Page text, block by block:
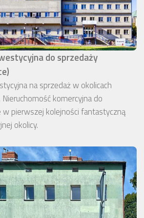
do sprzedaży
na sprzedaż w okolicach
Nieruchomość komercyjna do
w pierwszej kolejności fantastyczną
okolicy.